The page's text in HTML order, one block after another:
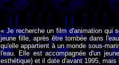
« Je recherche un film d'animation qui
jeune fille, après être tombée dans
qu'elle appartient à un monde sous-
l'eau. Elle est accompagnée d'un
esthétique) et il date d'avant 1995,